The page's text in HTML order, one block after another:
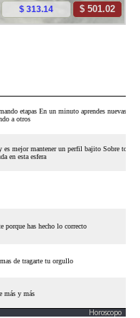
Horoscopo